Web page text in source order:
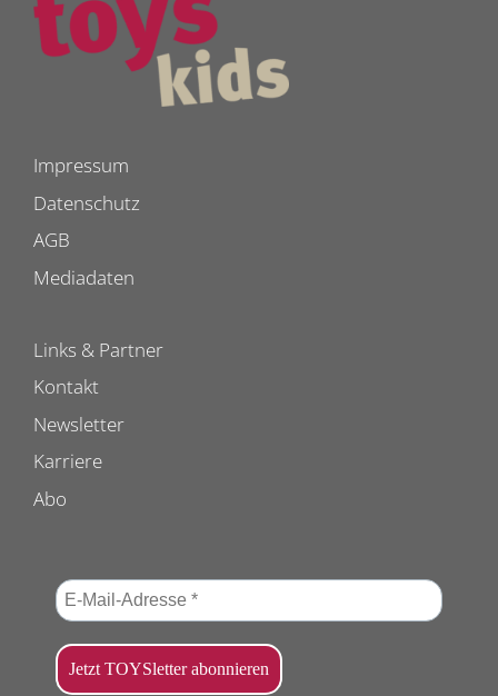
Impressum
Datenschutz
AGB
Mediadaten
Links & Partner
Kontakt
Newsletter
Karriere
Abo